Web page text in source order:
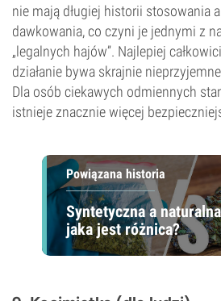
nie mają długiej historii stosowania
dawkowania, co czyni je jednymi z
„legalnych hajów”. Najlepiej
działanie bywa skrajnie
Dla osób ciekawych odmiennych
istnieje znacznie więcej
Powiązana historia
Syntetyczna a
jaka jest różnica?